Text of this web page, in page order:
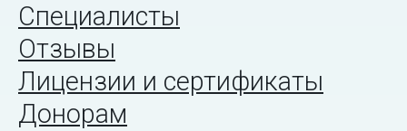
Специалисты
Отзывы
Лицензии и сертификаты
Донорам